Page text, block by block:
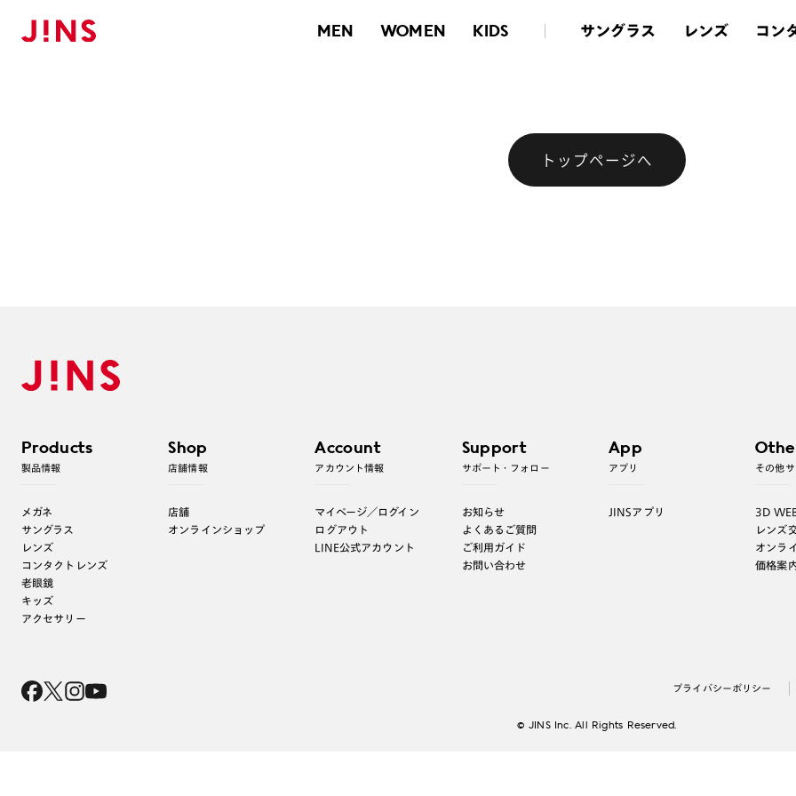
MEN WOMEN KIDS サングラス レンズ コン
トップページへ
Products
製品情報
メガネ
サングラス
レンズ
コンタクトレンズ
老眼鏡
キッズ
アクセサリー
Shop
店舗情報
店舗
オンラインショップ
Account
アカウント情報
マイページ／ログイン
ログアウト
LINE公式アカウント
Support
サポート・フォロー
お知らせ
よくあるご質問
ご利用ガイド
お問い合わせ
App
アプリ
JINSアプリ
その他サ
3D
レンズ
オンラ
価格案
プライバシーポリシー
© JINS Inc. All Rights Reserved.